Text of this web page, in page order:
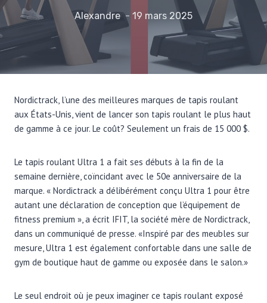
Alexandre 19 mars 2025
Nordictrack, l’une des meilleures marques de tapis roulant
aux États-Unis, vient de lancer son tapis roulant le plus haut
de gamme à ce jour. Le coût? Seulement un frais de 15 000 $.
Le tapis roulant Ultra 1 a fait ses débuts à la fin de la
semaine dernière, coïncidant avec le 50e anniversaire de la
marque. « Nordictrack a délibérément conçu Ultra 1 pour être
autant une déclaration de conception que l’équipement de
fitness premium », a écrit IFIT, la société mère de Nordictrack,
dans un communiqué de presse. «Inspiré par des meubles sur
mesure, Ultra 1 est également confortable dans une salle de
gym de boutique haut de gamme ou exposée dans le salon.»
Le seul endroit où je peux imaginer ce tapis roulant exposé